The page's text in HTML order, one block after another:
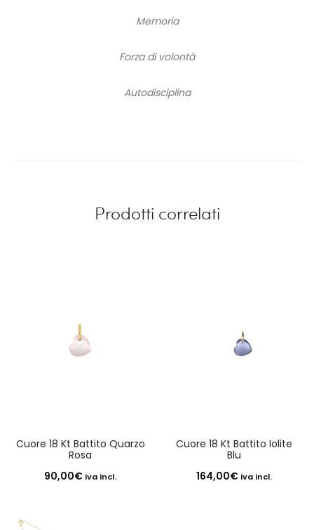
Memoria
Forza di volontà
Autodisciplina
Prodotti correlati
Cuore 18 Kt Battito Quarzo
Rosa
90,00€ iva incl.
Cuore 18 Kt Battito Iolite
Blu
164,00€ iva incl.